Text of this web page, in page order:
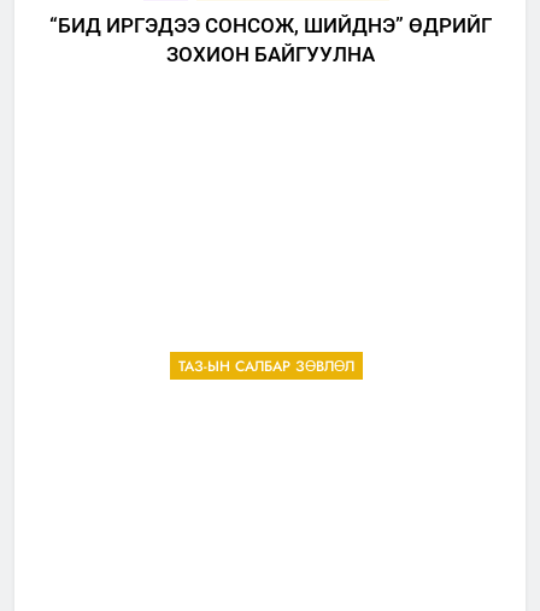
“БИД ИРГЭДЭЭ СОНСОЖ, ШИЙДНЭ” ӨДРИЙГ
ЗОХИОН БАЙГУУЛНА
ТАЗ-ЫН САЛБАР ЗӨВЛӨЛ